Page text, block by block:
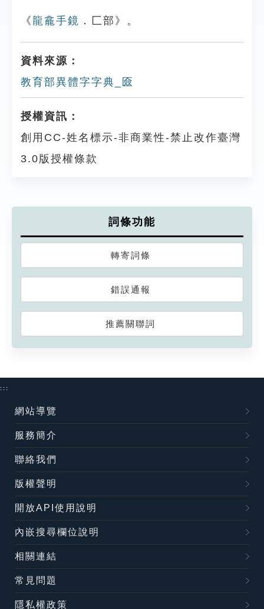
《龍龕手鏡 ．匚部》。
資料來源：
教育部異體字字典_匳
授權資訊：
創用CC-姓名標示-非商業性-禁止改作臺灣
3.0版授權條款
詞條功能
轉寄詞條
錯誤通報
推薦關聯詞
:::
網站導覽
服務簡介
聯絡我們
版權聲明
開放API使用說明
內嵌搜尋欄位說明
相關連結
常見問題
隱私權政策